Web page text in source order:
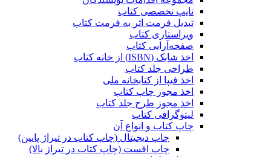
تایپ تخصصی کتاب
تبدیل فرمت اثر به فرمت کتاب
ویراستاری کتاب
صفحه‌آرایی کتاب
اخذ شابک (ISBN) از خانه کتاب
طراحی جلد کتاب
اخذ فیپا از کتابخانه ملی
اخذ مجوز چاپ کتاب
اخذ مجوز طرح جلد کتاب
لیتوگرافی کتاب
چاپ کتاب و انواع آن
چاپ دیجیتال (چاپ کتاب در تیراژ پایین)
چاپ افست (چاپ کتاب در تیراژ بالا)